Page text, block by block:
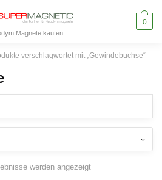
Magnete kaufen
0
verschlagwortet mit „Gewindebuchse“
werden angezeigt